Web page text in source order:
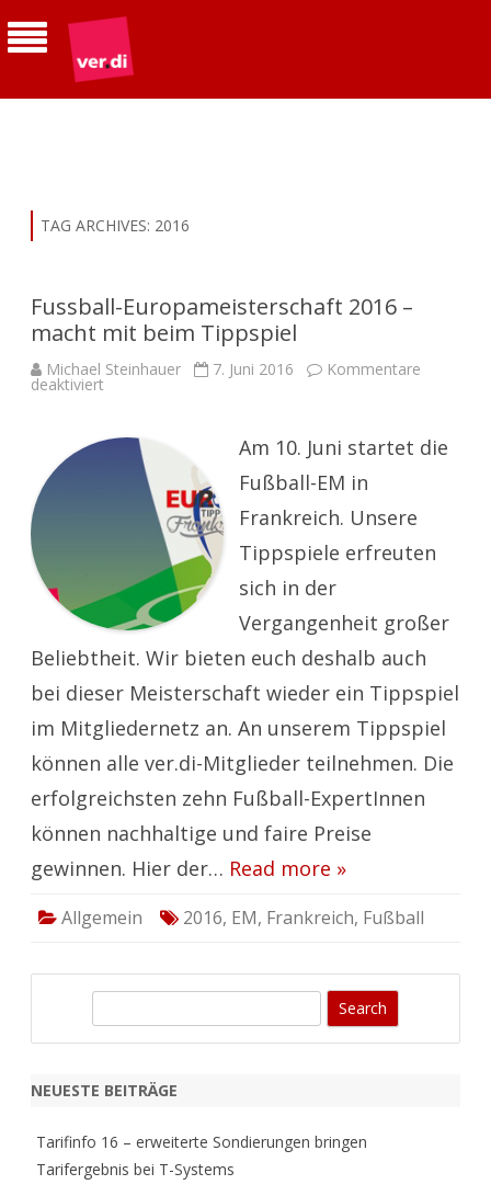
TAG ARCHIVES: 2016
Fussball-Europameisterschaft 2016 –
macht mit beim Tippspiel
Michael Steinhauer 7. Juni 2016 Kommentare
deaktiviert
–
macht
Tippspiel
Am 10. Juni startet die
Fußball-EM in
Frankreich. Unsere
Tippspiele erfreuten
sich in der
Vergangenheit großer
Beliebtheit. Wir bieten euch deshalb auch
bei dieser Meisterschaft wieder ein Tippspiel
im Mitgliedernetz an. An unserem Tippspiel
können alle ver.di-Mitglieder teilnehmen. Die
erfolgreichsten zehn Fußball-ExpertInnen
können nachhaltige und faire Preise
gewinnen. Hier der… Read more »
Allgemein 2016, EM, Frankreich, Fußball
r
h
NEUESTE BEITRÄGE
Tarifinfo 16 – erweiterte Sondierungen bringen
Tarifergebnis bei T-Systems